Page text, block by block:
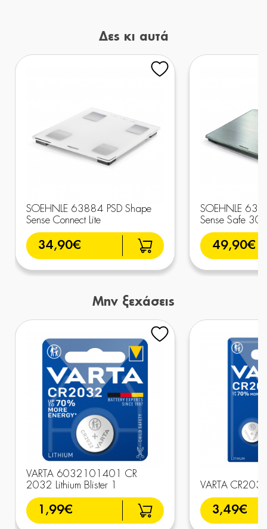
Δες κι αυτά
SOEHNLE 63884 PSD Shape
Sense Connect Lite
34,90€
SOEHNLE
Sense Safe
49,90€
Μην ξεχάσεις
VARTA 6032101401 CR
2032 Lithium Blister 1
1,99€
VARTA
3,49€